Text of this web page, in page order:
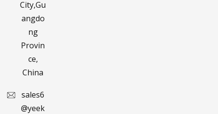
City,Gu
angdo
ng
Provin
ce,
China
sales6
@yeek